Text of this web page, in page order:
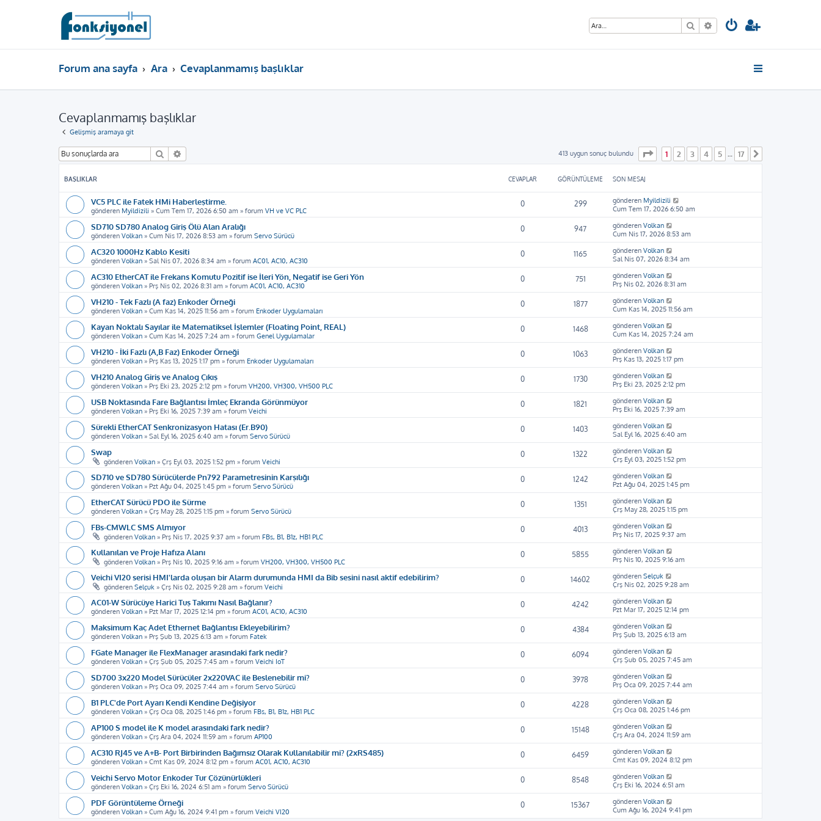
Ara Gelişmiş arama
Forum ana sayfa Ara Cevaplanmamış başlıklar
Cevaplanmamış başlıklar
Gelişmiş aramaya git
Ara 413 uygun sonuç bulundu . sayfa (Toplam 17sayfa)
1 2 3 4 5 17
BAŞLIKLAR CEVAPLAR GÖRÜNTÜLEME SON MESAJ
VC5 PLC ile Fatek HMi Haberleştirme.
gönderen Myildizili » Cum Tem 17, 2026 6:50 am » forum VH ve VC PLC
0 299 gönderen Myildizili
Cum Tem 17, 2026 6:50 am
SD710 SD780 Analog Giriş Ölü Alan Aralığı
gönderen Volkan » Cum Nis 17, 2026 8:53 am » forum Servo Sürücü
0 947 gönderen Volkan
Cum Nis 17, 2026 8:53 am
AC320 1000Hz Kablo Kesiti
gönderen Volkan » Sal Nis 07, 2026 8:34 am » forum AC01, AC10, AC310
0 1165 gönderen Volkan
Sal Nis 07, 2026 8:34 am
AC310 EtherCAT ile Frekans Komutu Pozitif ise İleri Yön, Negatif ise Geri Yön
gönderen Volkan » Prş Nis 02, 2026 8:31 am » forum AC01, AC10, AC310
0 751 gönderen Volkan
Prş Nis 02, 2026 8:31 am
VH210 - Tek Fazlı (A faz) Enkoder Örneği
gönderen Volkan » Cum Kas 14, 2025 11:56 am » forum Enkoder Uygulamaları
0 1877 gönderen Volkan
Cum Kas 14, 2025 11:56 am
Kayan Noktalı Sayılar ile Matematiksel İşlemler (Floating Point, REAL)
gönderen Volkan » Cum Kas 14, 2025 7:24 am » forum Genel Uygulamalar
0 1468 gönderen Volkan
Cum Kas 14, 2025 7:24 am
VH210 - İki Fazlı (A,B Faz) Enkoder Örneği
gönderen Volkan » Prş Kas 13, 2025 1:17 pm » forum Enkoder Uygulamaları
0 1063 gönderen Volkan
Prş Kas 13, 2025 1:17 pm
VH210 Analog Giriş ve Analog Çıkış
gönderen Volkan » Prş Eki 23, 2025 2:12 pm » forum VH200, VH300, VH500 PLC
0 1730 gönderen Volkan
Prş Eki 23, 2025 2:12 pm
USB Noktasında Fare Bağlantısı İmleç Ekranda Görünmüyor
gönderen Volkan » Prş Eki 16, 2025 7:39 am » forum Veichi
0 1821 gönderen Volkan
Prş Eki 16, 2025 7:39 am
Sürekli EtherCAT Senkronizasyon Hatası (Er.B90)
gönderen Volkan » Sal Eyl 16, 2025 6:40 am » forum Servo Sürücü
0 1403 gönderen Volkan
Sal Eyl 16, 2025 6:40 am
Swap
gönderen Volkan » Çrş Eyl 03, 2025 1:52 pm » forum Veichi
0 1322 gönderen Volkan
Çrş Eyl 03, 2025 1:52 pm
SD710 ve SD780 Sürücülerde Pn792 Parametresinin Karşılığı
gönderen Volkan » Pzt Ağu 04, 2025 1:45 pm » forum Servo Sürücü
0 1242 gönderen Volkan
Pzt Ağu 04, 2025 1:45 pm
EtherCAT Sürücü PDO ile Sürme
gönderen Volkan » Çrş May 28, 2025 1:15 pm » forum Servo Sürücü
0 1351 gönderen Volkan
Çrş May 28, 2025 1:15 pm
FBs-CMWLC SMS Almıyor
gönderen Volkan » Prş Nis 17, 2025 9:37 am » forum FBs, B1, B1z, HB1 PLC
0 4013 gönderen Volkan
Prş Nis 17, 2025 9:37 am
Kullanılan ve Proje Hafıza Alanı
gönderen Volkan » Prş Nis 10, 2025 9:16 am » forum VH200, VH300, VH500 PLC
0 5855 gönderen Volkan
Prş Nis 10, 2025 9:16 am
Veichi VI20 serisi HMI'larda oluşan bir Alarm durumunda HMI da Bib sesini nasıl aktif edebilirim?
gönderen Selçuk » Çrş Nis 02, 2025 9:28 am » forum Veichi
0 14602 gönderen Selçuk
Çrş Nis 02, 2025 9:28 am
AC01-W Sürücüye Harici Tuş Takımı Nasıl Bağlanır?
gönderen Volkan » Pzt Mar 17, 2025 12:14 pm » forum AC01, AC10, AC310
0 4242 gönderen Volkan
Pzt Mar 17, 2025 12:14 pm
Maksimum Kaç Adet Ethernet Bağlantısı Ekleyebilirim?
gönderen Volkan » Prş Şub 13, 2025 6:13 am » forum Fatek
0 4384 gönderen Volkan
Prş Şub 13, 2025 6:13 am
FGate Manager ile FlexManager arasındaki fark nedir?
gönderen Volkan » Çrş Şub 05, 2025 7:45 am » forum Veichi IoT
0 6094 gönderen Volkan
Çrş Şub 05, 2025 7:45 am
SD700 3x220 Model Sürücüler 2x220VAC ile Beslenebilir mi?
gönderen Volkan » Prş Oca 09, 2025 7:44 am » forum Servo Sürücü
0 3978 gönderen Volkan
Prş Oca 09, 2025 7:44 am
B1 PLC'de Port Ayarı Kendi Kendine Değişiyor
gönderen Volkan » Çrş Oca 08, 2025 1:46 pm » forum FBs, B1, B1z, HB1 PLC
0 4228 gönderen Volkan
Çrş Oca 08, 2025 1:46 pm
AP100 S model ile K model arasındaki fark nedir?
gönderen Volkan » Çrş Ara 04, 2024 11:59 am » forum AP100
0 15148 gönderen Volkan
Çrş Ara 04, 2024 11:59 am
AC310 RJ45 ve A+B- Port Birbirinden Bağımsız Olarak Kullanılabilir mi? (2xRS485)
gönderen Volkan » Cmt Kas 09, 2024 8:12 pm » forum AC01, AC10, AC310
0 6459 gönderen Volkan
Cmt Kas 09, 2024 8:12 pm
Veichi Servo Motor Enkoder Tur Çözünürlükleri
gönderen Volkan » Çrş Eki 16, 2024 6:51 am » forum Servo Sürücü
0 8548 gönderen Volkan
Çrş Eki 16, 2024 6:51 am
PDF Görüntüleme Örneği
gönderen Volkan » Cum Ağu 16, 2024 9:41 pm » forum Veichi VI20
0 15367 gönderen Volkan
Cum Ağu 16, 2024 9:41 pm